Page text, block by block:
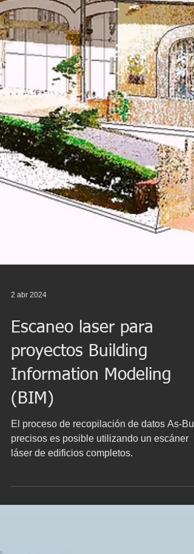
2 abr 2024
Escaneo laser para
proyectos Building
Information Modeling
(BIM)
El proceso de recopilación de datos As-